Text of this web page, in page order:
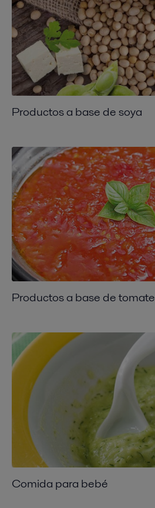
Productos a base de soya
Productos a base de tomate
Comida para bebé